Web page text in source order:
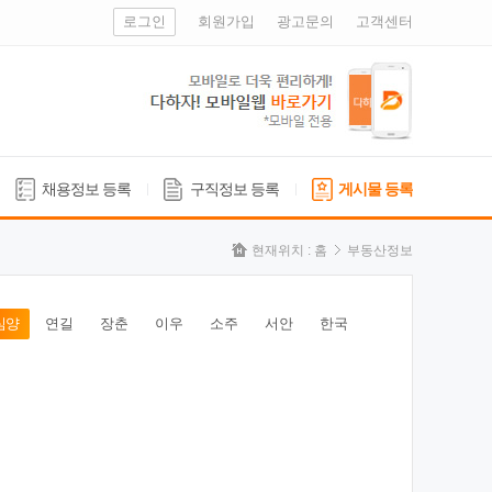
로그인 회원가입 광고문의 고객센터
채용정보 등록 구직정보 등록 게시물 등록
현재위치 : 홈 부동산정보
양 연길 장춘 이우 소주 서안 한국